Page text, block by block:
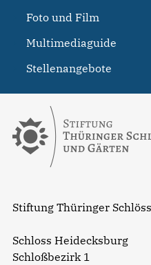
Stiftung Thüringer
Schloss Heidecksburg
Schloßbezirk 1
Foto und Film
Multimediaguide
Stellenangebote